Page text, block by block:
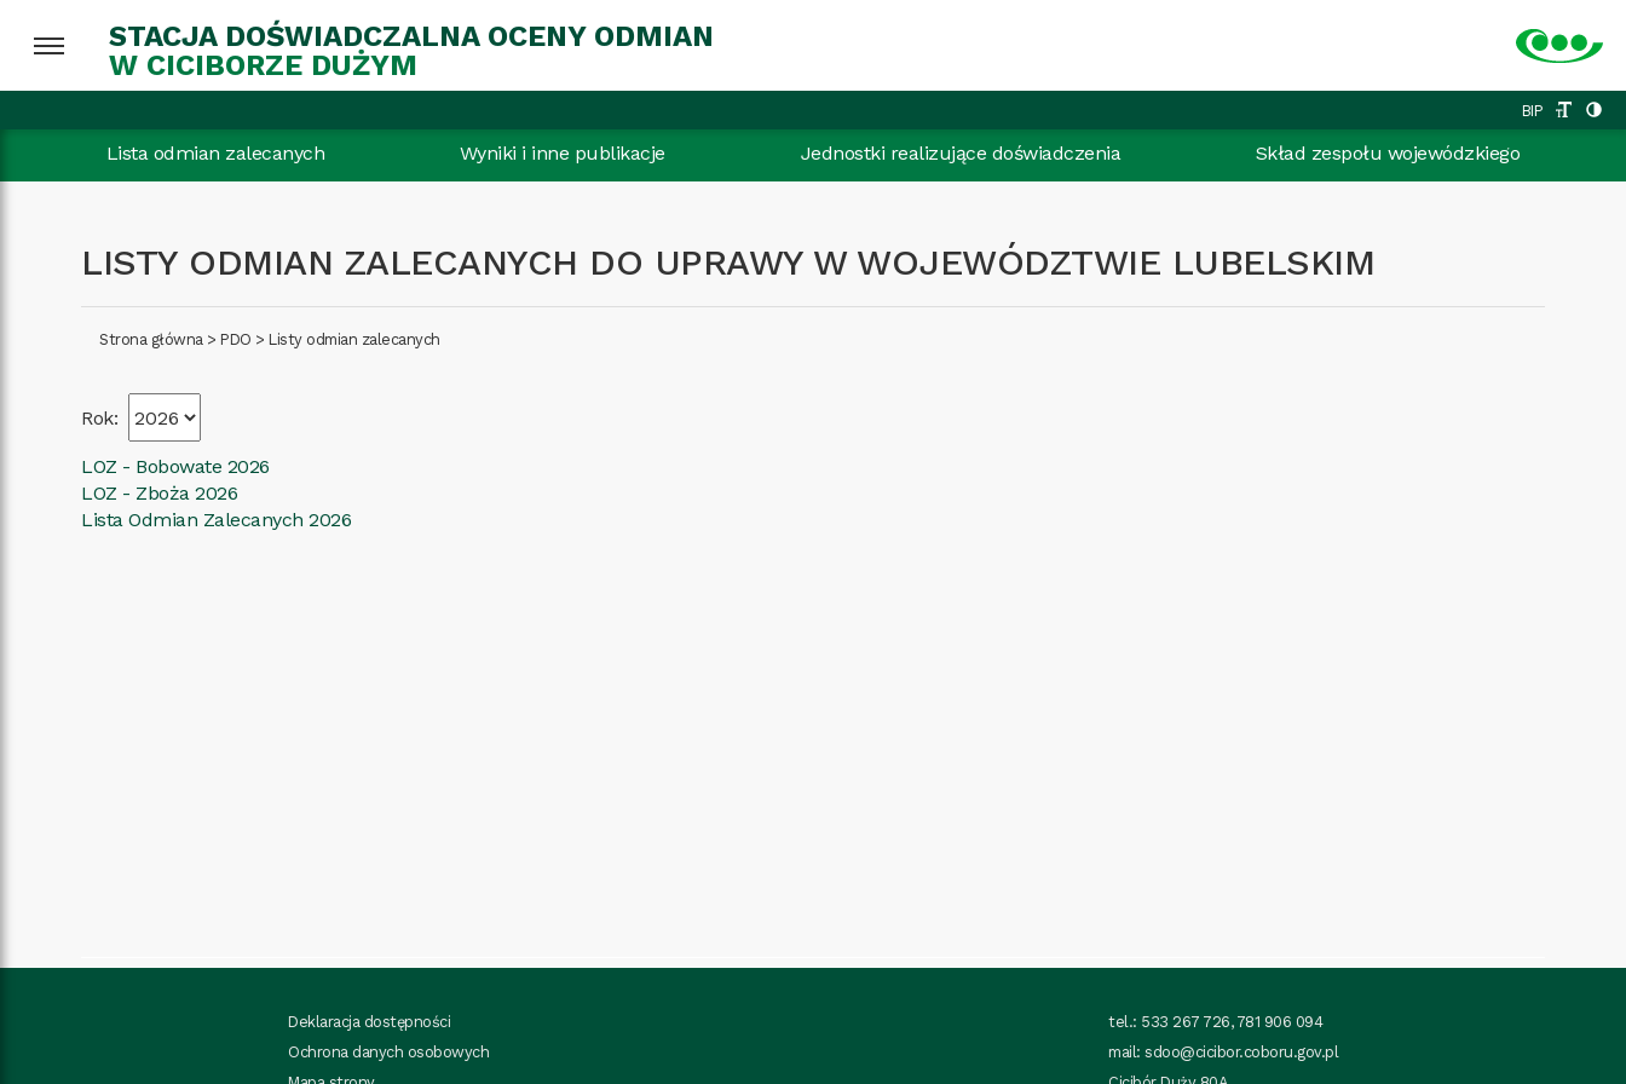
STACJA DOŚWIADCZALNA OCENY ODMIAN
W CICIBORZE DUŻYM
BIP
Lista odmian zalecanych Wyniki i inne publikacje Jednostki realizujące doświadczenia Skład zespołu wojewódzkiego
LISTY ODMIAN ZALECANYCH DO UPRAWY W WOJEWÓDZTWIE LUBELSKIM
Strona główna> PDO > Listy odmian zalecanych
Rok:
LOZ - Bobowate 2026
LOZ - Zboża 2026
Lista Odmian Zalecanych 2026
Deklaracja dostępności
Ochrona danych osobowych
tel.: 533 267 726, 781 906 094
mail: sdoo@cicibor.coboru.gov.pl